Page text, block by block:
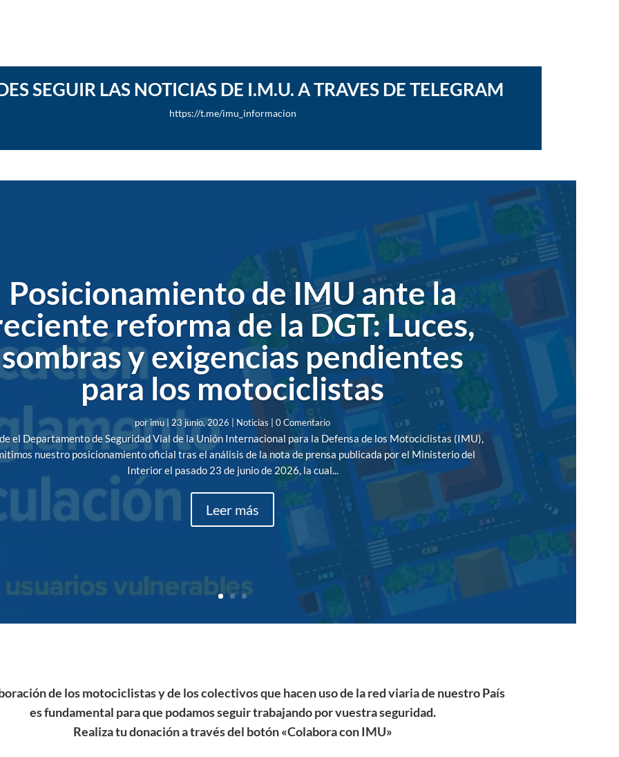
SEGUIR LAS NOTICIAS DE I.M.U. A TRAVES DE TELEGRAM
https://t.me/imu_informacion
Posicionamiento de IMU ante la
reforma de la DGT: Luces,
sombras y exigencias pendientes
para los motociclistas
por imu |23 junio, 2026 Noticias | 0 Comentario
el Departamento de Seguridad Vial de la Unión Internacional para la Defensa de los Motociclistas (IMU),
nuestro posicionamiento oficial tras el análisis de la nota de prensa publicada por el Ministerio del
Interior el pasado 23 de junio de 2026, la cual...
Leer más
de los motociclistas y de los colectivos que hacen uso de la red viaria de nuestro País
es fundamental para que podamos seguir trabajando por vuestra seguridad.
Realiza tu donación a través del botón «Colabora con IMU»